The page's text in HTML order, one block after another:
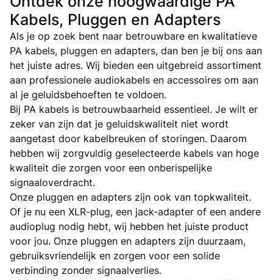
Kabels, Pluggen en Adapters
Als je op zoek bent naar betrouwbare en kwalitatieve
PA kabels, pluggen en adapters, dan ben je bij ons aan
het juiste adres. Wij bieden een uitgebreid assortiment
aan professionele audiokabels en accessoires om aan
al je geluidsbehoeften te voldoen.
Bij PA kabels is betrouwbaarheid essentieel. Je wilt er
zeker van zijn dat je geluidskwaliteit niet wordt
aangetast door kabelbreuken of storingen. Daarom
hebben wij zorgvuldig geselecteerde kabels van hoge
kwaliteit die zorgen voor een onberispelijke
signaaloverdracht.
Onze pluggen en adapters zijn ook van topkwaliteit.
Of je nu een XLR-plug, een jack-adapter of een andere
audioplug nodig hebt, wij hebben het juiste product
voor jou. Onze pluggen en adapters zijn duurzaam,
gebruiksvriendelijk en zorgen voor een solide
verbinding zonder signaalverlies.